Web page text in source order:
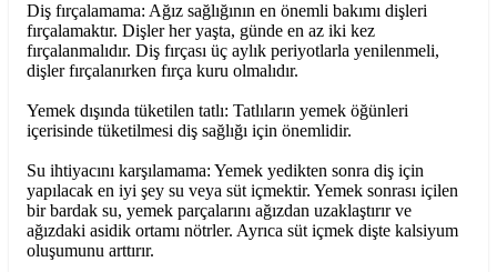
Diş fırçalamama: Ağız sağlığının en önemli bakımı dişleri
fırçalamaktır. Dişler her yaşta, günde en az iki kez
fırçalanmalıdır. Diş fırçası üç aylık periyotlarla yenilenmeli,
dişler fırçalanırken fırça kuru olmalıdır.
Yemek dışında tüketilen tatlı: Tatlıların yemek öğünleri
içerisinde tüketilmesi diş sağlığı için önemlidir.
Su ihtiyacını karşılamama: Yemek yedikten sonra diş için
yapılacak en iyi şey su veya süt içmektir. Yemek sonrası içilen
bir bardak su, yemek parçalarını ağızdan uzaklaştırır ve
ağızdaki asidik ortamı nötrler. Ayrıca süt içmek dişte kalsiyum
oluşumunu arttırır.